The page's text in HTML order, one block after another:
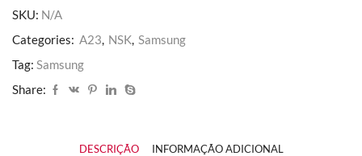
SKU: N/A
Categories: A23, NSK, Samsung
Tag: Samsung
Share:
DESCRIÇÃO INFORMAÇÃO ADICIONAL